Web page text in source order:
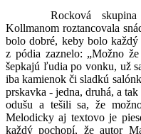
Rocková
Kollmanom roztancovala
bolo dobré, keby bolo
z pódia zaznelo: „Možno
šepkajú ľudia po vonku, už
iba kamienok či sladkú
prskavka - jedna, druhá, a
odušu a tešili sa, že
Melodicky aj textovo je
každý pochopí, že autor